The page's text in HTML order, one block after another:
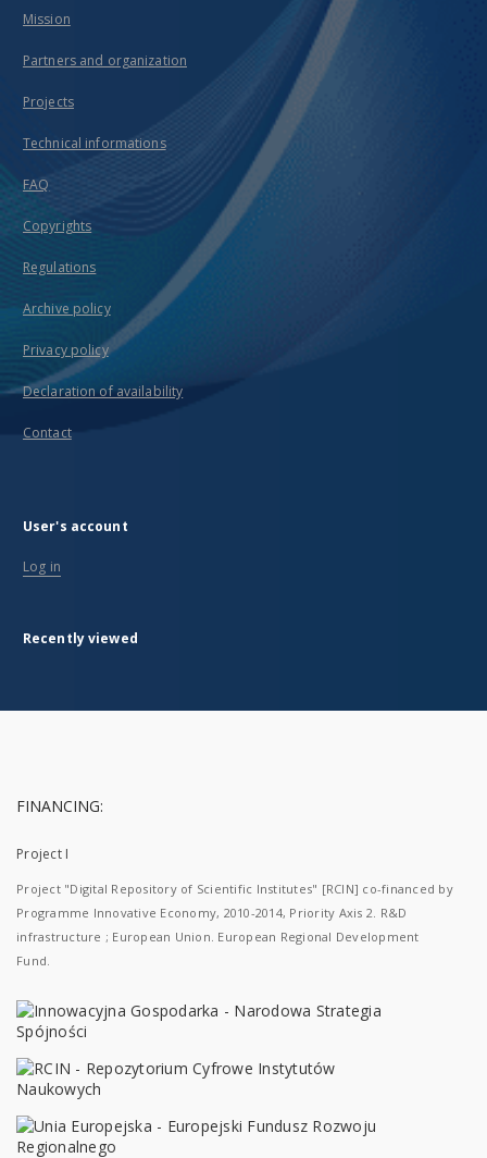
Mission
Partners and organization
Projects
Technical informations
FAQ
Copyrights
Regulations
Archive policy
Privacy policy
Declaration of availability
Contact
User's account
Log in
Recently viewed
FINANCING:
Project I
Project "Digital Repository of Scientific Institutes" [RCIN] co-financed by
Programme Innovative Economy, 2010-2014, Priority Axis 2. R&D
infrastructure ; European Union. European Regional Development
Fund.